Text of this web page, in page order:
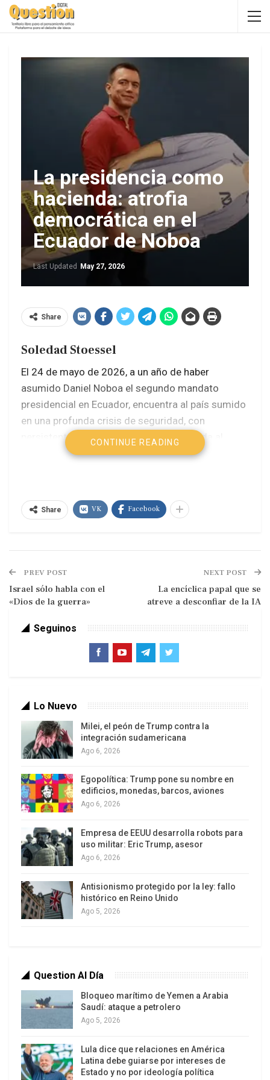
La presidencia como
hacienda: atrofia
democrática en el
Ecuador de Noboa
Last Updated May 27, 2026
Share
Soledad Stoessel
El 24 de mayo de 2026, a un año de haber
asumido Daniel Noboa el segundo mandato
presidencial en Ecuador, encuentra al país sumido
en una profunda crisis de seguridad, con
persistentes niveles de violencia vinculada al
crimen organizado, deterioro institucional, crisis
desde la Asamblea -controlada por el Poder
Ejecutivo-, hasta la propia figura presidencial.
cuestionamiento público. Este desgaste comenzó
a reflejarse crecientemente en los estudios de
opinión pública. Tras haber iniciado su mandato
con niveles extraordinarios de aprobación
superiores al 70%, distintas encuestas nacionales
registran actualmente una caída sostenida de su
A los pésimos resultados de gestión, se suman
legitimidad gubernamental: acusaciones de
corrupción asociadas al caso PROGEN -
vinculación de empresas familiares del presidente
de Ecuador con contratos estatales; la
condonación, por medio de una ley diseñada a la
medida de los grandes grupos económicos, de
económico Noboa.
CONTINUE READING
Share VK Facebook
PREV POST
Israel sólo habla con el
«Dios de la guerra»
NEXT POST
La encíclica papal que se
atreve a desconfiar de la IA
Seguinos
Lo Nuevo
Milei, el peón de Trump contra la
integración sudamericana
Ago 6, 2026
Egopolítica: Trump pone su nombre en
edificios, monedas, barcos, aviones
Ago 6, 2026
Empresa de EEUU desarrolla robots para
uso militar: Eric Trump, asesor
Ago 6, 2026
Antisionismo protegido por la ley: fallo
histórico en Reino Unido
Ago 5, 2026
Question Al Día
Bloqueo marítimo de Yemen a Arabia
Saudí: ataque a petrolero
Ago 5, 2026
Lula dice que relaciones en América
Latina debe guiarse por intereses de
Estado y no por ideología política